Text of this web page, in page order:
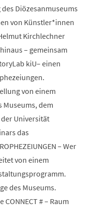
Diözesanmuseums
von Künstler*innen
Kirchlechner
– gemeinsam
kiU– einen
von einem
dem
Universität
das
– Wer
von einem
des Museums.
# – Raum